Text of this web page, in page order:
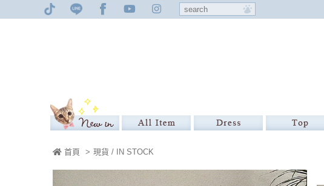
首頁 > 現貨 / IN STOCK